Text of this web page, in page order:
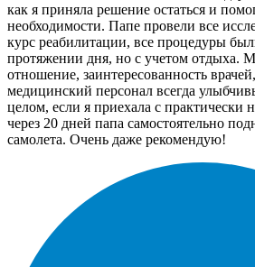
как я приняла решение остаться и
необходимости. Папе провели все
курс реабилитации, все процедуры
протяжении дня, но с учетом отдыха.
отношение, заинтересованность
медицинский персонал всегда
целом, если я приехала с практически
через 20 дней папа самостоятельно
самолета. Очень даже рекомендую!